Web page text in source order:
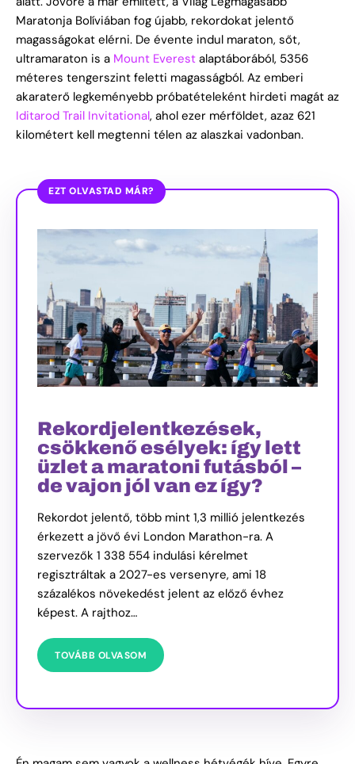
Maratonja Bolíviában fog újabb, rekordokat jelentő
magasságokat elérni. De évente indul maraton, sőt,
ultramaraton is a Mount Everest alaptáborából, 5356
méteres tengerszint feletti magasságból. Az emberi
akaraterő legkeményebb próbatételeként hirdeti magát az
Iditarod Trail Invitational, ahol ezer mérföldet, azaz 621
kilométert kell megtenni télen az alaszkai vadonban.
EZT OLVASTAD MÁR?
Rekordjelentkezések,
csökkenő esélyek: így lett
üzlet a maratoni futásból –
de vajon jól van ez így?
Rekordot jelentő, több mint 1,3 millió jelentkezés
érkezett a jövő évi London Marathon-ra. A
szervezők 1 338 554 indulási kérelmet
regisztráltak a 2027-es versenyre, ami 18
százalékos növekedést jelent az előző évhez
képest. A rajthoz…
TOVÁBB OLVASOM